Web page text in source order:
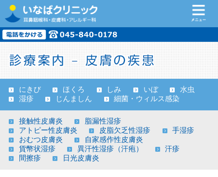
にきび ほくろ しみ いぼ
水虫
湿疹
じんましん 細菌・ウィルス感染
接触性皮膚炎
脂漏性湿疹
アトピー性皮膚炎
皮脂欠乏性湿疹
手湿疹
おむつ皮膚炎
自家感作性皮膚炎
貨幣状湿疹
異汗性湿疹（汗疱）
汗疹
間擦疹
日光皮膚炎